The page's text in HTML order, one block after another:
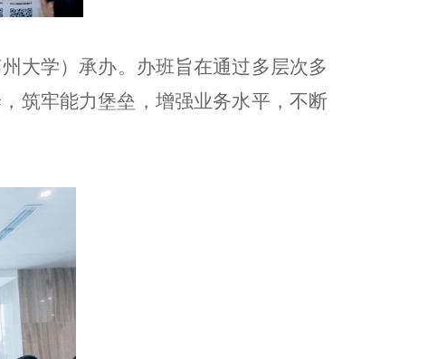
大学）承办。办班旨在通过多层次多
筑牢能力堡垒，增强业务水平，不断